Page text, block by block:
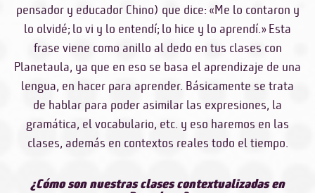
pensador y educador Chino) que dice: «Me lo contaron y
lo olvidé; lo vi y lo entendí; lo hice y lo aprendí.» Esta
frase viene como anillo al dedo en tus clases con
Planetaula, ya que en eso se basa el aprendizaje de una
lengua, en hacer para aprender. Básicamente se trata
de hablar para poder asimilar las expresiones, la
gramática, el vocabulario, etc. y eso haremos en las
clases, además en contextos reales todo el tiempo.
¿Cómo son nuestras clases contextualizadas en